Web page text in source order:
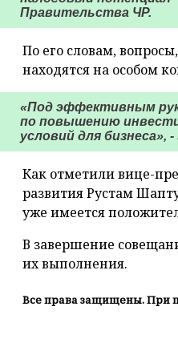
Правительства ЧР.
По его словам,
находятся на особом
«Под эффективным
по повышению
условий для бизнеса»,
Как отметили вице-
развития Рустам
уже имеется
В завершение
их выполнения.
Все права защищены. При